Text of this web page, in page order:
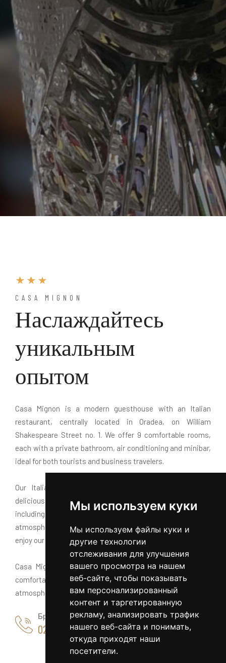
Мы используем куки
Мы используем файлы куки и
другие технологии
отслеживания для улучшения
вашего просмотра на нашем
веб-сайте, чтобы показывать
вам персонализированный
контент и таргетированную
рекламу, анализировать трафик
нашего веб-сайта и понимать,
откуда приходят наши
посетители.
CASA MIGNON
Наслаждайтесь
уникальным
опытом
Casa Mignon is a modern guesthouse with an Italian
restaurant, centrally located in Oradea, on William
Shakespeare Street no. 1. We offer 9 comfortable rooms,
each with a private bathroom, air conditioning and minibar,
ideal for both tourists and business travelers.
Our Italian restaurant serves fresh homemade pasta,
delicious pizza, generous portions and a varied menu,
including all day breakfast available throughout the day. The
atmosphere is intimate and friendly, and guests can also
enjoy our enclosed terrace for smokers.
Casa Mignon is the perfect choice for those looking for
comfortable accommodation, good food and a warm
atmosphere, close to the main points of interest in Oradea.
Бронирование
0259433533